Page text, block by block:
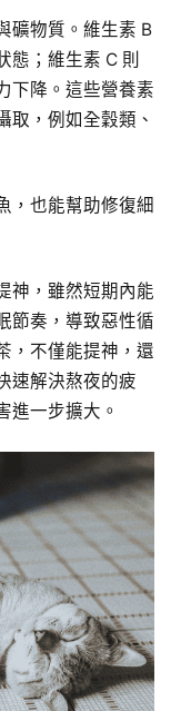
礦物質。維生素 B
態；維生素 C 則
下降。這些營養素
取，例如全穀類、
，也能幫助修復細
神，雖然短期內能
節奏，導致惡性循
，不僅能提神，還
速解決熬夜的疲
進一步擴大。